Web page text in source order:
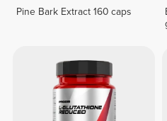
Pine Bark Extract 160 caps